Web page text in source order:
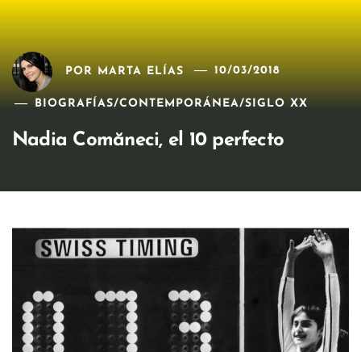
POR MARTA ELÍAS 10/03/2018
BIOGRAFÍAS/CONTEMPORÁNEA/SIGLO XX
Nadia Comăneci, el 10 perfecto